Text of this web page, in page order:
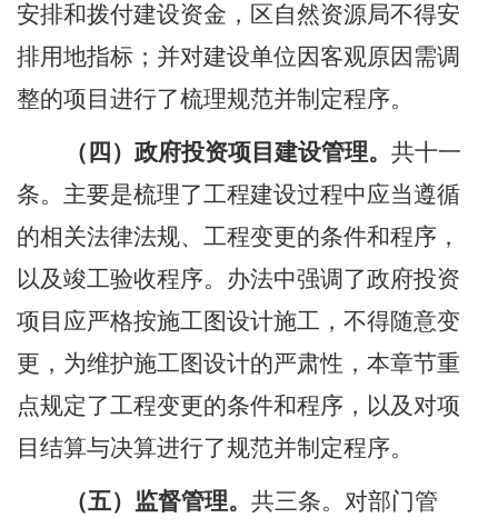
安排和拨付建设资金，区自然资源局不得安
排用地指标 ；并对建设单位因客观原因需调
整的项目进行了梳理规范并制定程序。
（四）政府投资项目 建设管理。 共十一
条。主要是梳理了工程建设过程中应当遵循
的相关法律法规、工程变更的条件和程序，
以及竣工验收程序。 办法中强调了政府投资
项目应严格按施工图设计施工，不得随意变
更，为维护施工图设计的严肃性，本章节重
点规定了工程变更的条件和程序 ，以及对项
目结算与决算进行了规范并制定程序。
（五） 监督管理。 共三条。对部门管